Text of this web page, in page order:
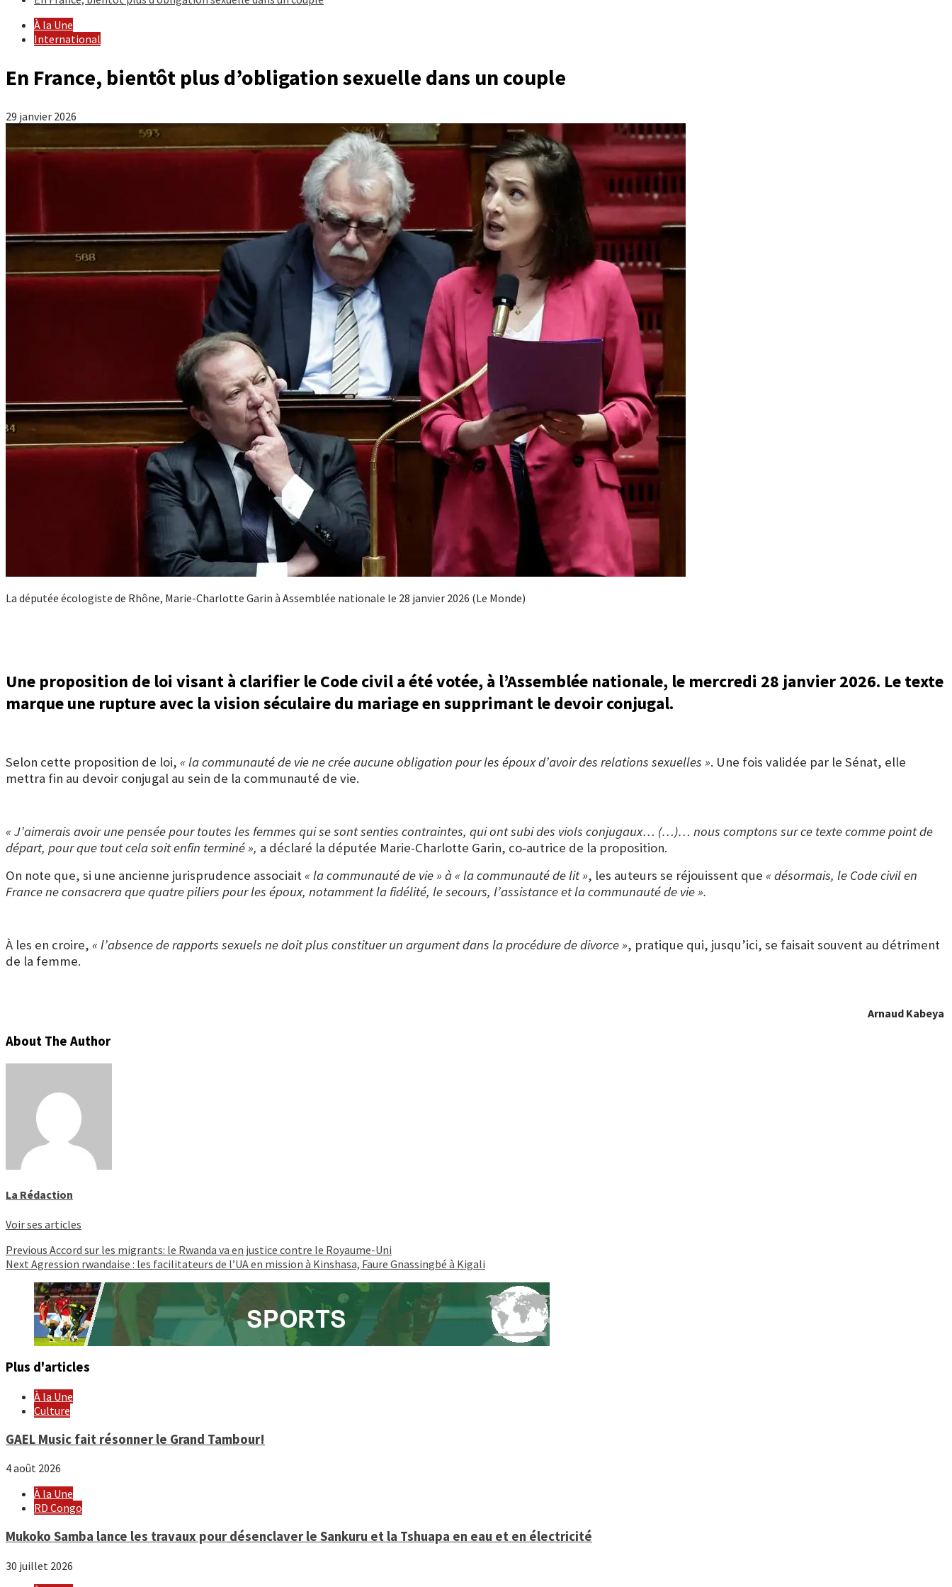
À la Une
International
En France, bientôt plus d’obligation sexuelle dans un couple
29 janvier 2026
La députée écologiste de Rhône, Marie-Charlotte Garin à Assemblée nationale le 28 janvier 2026 (Le Monde)
Une proposition de loi visant à clarifier le Code civil a été votée, à l’Assemblée nationale, le mercredi 28 janvier 2026. Le texte
marque une rupture avec la vision séculaire du mariage en supprimant le devoir conjugal.
Selon cette proposition de loi, « la communauté de vie ne crée aucune obligation pour les époux d’avoir des relations sexuelles ». Une fois validée par le Sénat, elle
mettra fin au devoir conjugal au sein de la communauté de vie.
« J’aimerais avoir une pensée pour toutes les femmes qui se sont senties contraintes, qui ont subi des viols conjugaux… (…)… nous comptons sur ce texte comme point de
départ, pour que tout cela soit enfin terminé », a déclaré la députée Marie-Charlotte Garin, co‑autrice de la proposition.
On note que, si une ancienne jurisprudence associait « la communauté de vie » à « la communauté de lit », les auteurs se réjouissent que « désormais, le Code civil en
France ne consacrera que quatre piliers pour les époux, notamment la fidélité, le secours, l’assistance et la communauté de vie ».
À les en croire, « l’absence de rapports sexuels ne doit plus constituer un argument dans la procédure de divorce », pratique qui, jusqu’ici, se faisait souvent au détriment
de la femme.
Arnaud Kabeya
About The Author
La Rédaction
Voir ses articles
Continue
Reading
Previous Accord sur les migrants: le Rwanda va en justice contre le Royaume-Uni
Next Agression rwandaise : les facilitateurs de l’UA en mission à Kinshasa, Faure Gnassingbé à Kigali
Plus d'articles
À la Une
Culture
GAEL Music fait résonner le Grand Tambour!
4 août 2026
À la Une
RD Congo
Mukoko Samba lance les travaux pour désenclaver le Sankuru et la Tshuapa en eau et en électricité
30 juillet 2026